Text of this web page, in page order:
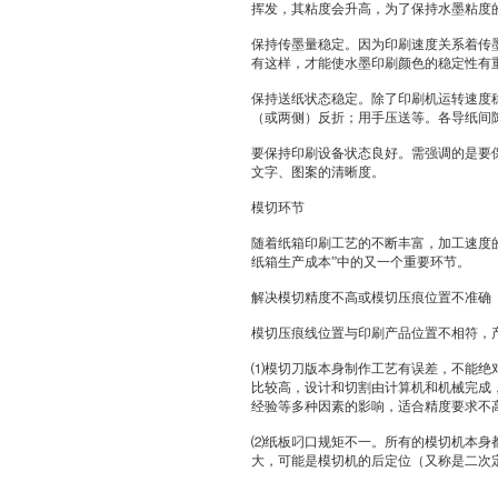
挥发，其粘度会升高，为了保持水墨粘度
保持传墨量稳定。因为印刷速度关系着
有这样，才能使水墨印刷颜色的稳定性有
保持送纸状态稳定。除了印刷机运转速
（或两侧）反折；用手压送等。各导纸
要保持印刷设备状态良好。需强调的是
文字、图案的清晰度。
模切环节
随着纸箱印刷工艺的不断丰富，加工速
纸箱生产成本”中的又一个重要环节。
解决模切精度不高或模切压痕位置不准确
模切压痕线位置与印刷产品位置不相符
⑴模切刀版本身制作工艺有误差，不能绝
比较高，设计和切割由计算机和机械完
经验等多种因素的影响，适合精度要求
⑵纸板叼口规矩不一。所有的模切机本身
大，可能是模切机的后定位（又称是二